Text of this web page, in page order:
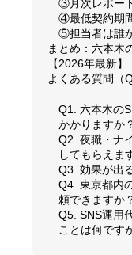
③月次レポー
④最低契約期
⑤担当者は誰
まとめ：六本木
【2026年最新】
よくある質問（
Q1. 六本木の
かかりますか
Q2. 夜職・ナ
してもらえま
Q3. 効果が出
Q4. 東京都内
頼できますか
Q5. SNS運用
ことは何です